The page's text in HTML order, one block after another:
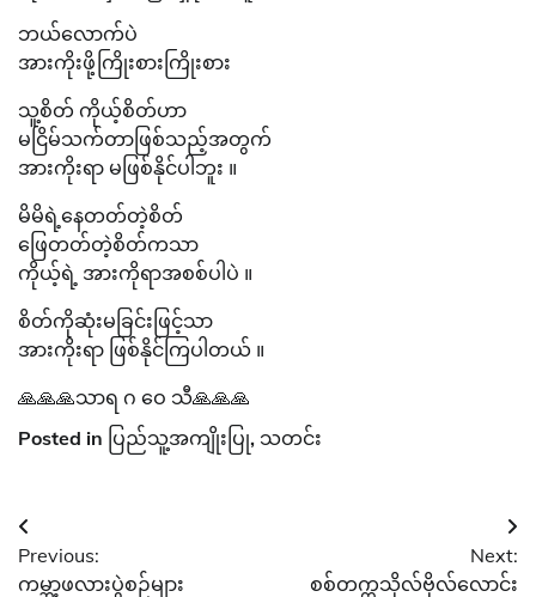
ဘယ်လောက်ပဲ
အားကိုးဖို့ကြိုးစားကြိုးစား
သူ့စိတ် ကိုယ့်စိတ်ဟာ
မငြိမ်သက်တာဖြစ်သည့်အတွက်
အားကိုးရာ မဖြစ်နိုင်ပါဘူး ။
မိမိရဲ့နေတတ်တဲ့စိတ်
ဖြေတတ်တဲ့စိတ်ကသာ
ကိုယ့်ရဲ့ အားကိုရာအစစ်ပါပဲ ။
စိတ်ကိုဆုံးမခြင်းဖြင့်သာ
အားကိုးရာ ဖြစ်နိုင်ကြပါတယ် ။
🙏🙏🙏သာရ ဂ ဝေ သီ🙏🙏🙏
Posted in ပြည်သူ့အကျိုးပြု, သတင်း
Post
navigation
Previous:
ကမ္ဘာ့ဖလားပွဲစဉ်များ
Next:
စစ်တက္ကသိုလ်ဗိုလ်လောင်း